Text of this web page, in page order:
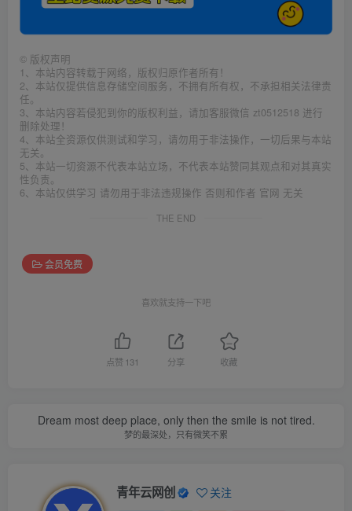
© 版权声明
1、本站内容转载于网络，版权归原作者所有！
2、本站仅提供信息存储空间服务，不拥有所有权，不承担相关法律责
任。
3、本站内容若侵犯到你的版权利益，请加客服微信 zt0512518 进行
删除处理！
4、本站全资源仅供测试和学习，请勿用于非法操作，一切后果与本站
无关。
5、本站一切资源不代表本站立场，不代表本站赞同其观点和对其真实
性负责。
6、本站仅供学习 请勿用于非法违规操作 否则和作者 官网 无关
THE END
会员免费
喜欢就支持一下吧
点赞 131 分享 收藏
Dream most deep place, only then the smile is not tired.
梦的最深处，只有微笑不累
青年云网创 关注